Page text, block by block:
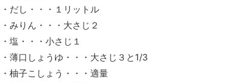
・だし・・・１リットル
・みりん・・・大さじ２
・塩・・・小さじ１
・薄口しょうゆ・・・大さじ３と1/3
・柚子こしょう・・・適量